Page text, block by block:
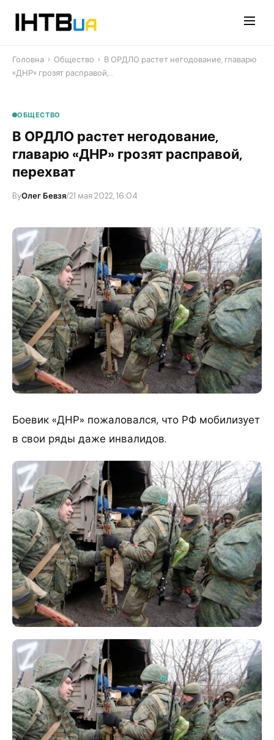
Головна › Общество › В ОРДЛО растет негодование, главарю
«ДНР» грозят расправой,…
ОБЩЕСТВО
В ОРДЛО растет негодование,
главарю «ДНР» грозят расправой,
перехват
ByОлег Бевзя/21 мая 2022, 16:04
​Боевик «ДНР» пожаловался, что РФ мобилизует
в свои ряды даже инвалидов.